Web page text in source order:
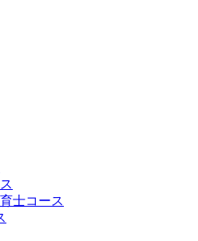
士コース